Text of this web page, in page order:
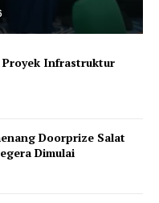
Proyek Infrastruktur
Doorprize Salat
Dimulai